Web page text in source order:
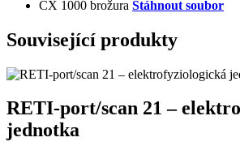
CX 1000 brožura Stáhnout soubor
Související produkty
RETI-port/scan 21 –
jednotka